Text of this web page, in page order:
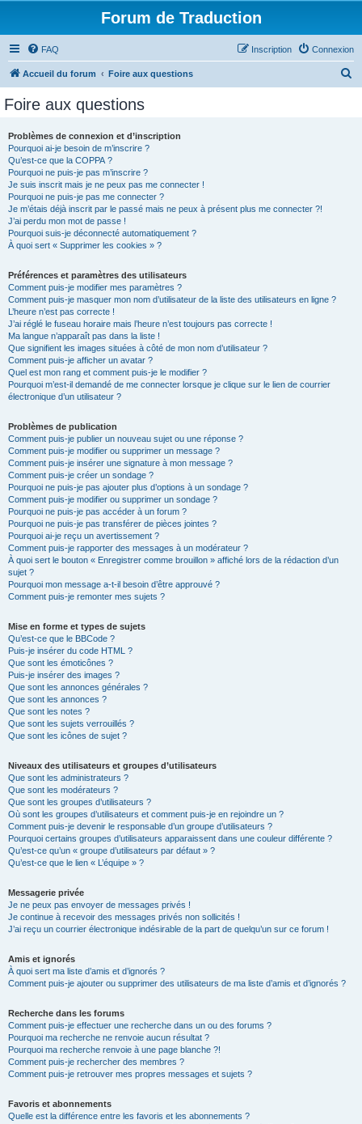
Forum de Traduction
FAQ Connexion
Inscription
Accueil du forum Foire aux questions
Foire aux questions
Problèmes de connexion et d’inscription
Pourquoi ai-je besoin de m’inscrire ?
Qu’est-ce que la COPPA ?
Pourquoi ne puis-je pas m’inscrire ?
Je suis inscrit mais je ne peux pas me connecter !
Pourquoi ne puis-je pas me connecter ?
Je m’étais déjà inscrit par le passé mais ne peux à présent plus me connecter ?!
J’ai perdu mon mot de passe !
Pourquoi suis-je déconnecté automatiquement ?
À quoi sert « Supprimer les cookies » ?
Préférences et paramètres des utilisateurs
Comment puis-je modifier mes paramètres ?
Comment puis-je masquer mon nom d’utilisateur de la liste des utilisateurs en ligne ?
L’heure n’est pas correcte !
J’ai réglé le fuseau horaire mais l’heure n’est toujours pas correcte !
Ma langue n’apparaît pas dans la liste !
Que signifient les images situées à côté de mon nom d’utilisateur ?
Comment puis-je afficher un avatar ?
Quel est mon rang et comment puis-je le modifier ?
Pourquoi m’est-il demandé de me connecter lorsque je clique sur le lien de courrier
électronique d’un utilisateur ?
Problèmes de publication
Comment puis-je publier un nouveau sujet ou une réponse ?
Comment puis-je modifier ou supprimer un message ?
Comment puis-je insérer une signature à mon message ?
Comment puis-je créer un sondage ?
Pourquoi ne puis-je pas ajouter plus d’options à un sondage ?
Comment puis-je modifier ou supprimer un sondage ?
Pourquoi ne puis-je pas accéder à un forum ?
Pourquoi ne puis-je pas transférer de pièces jointes ?
Pourquoi ai-je reçu un avertissement ?
Comment puis-je rapporter des messages à un modérateur ?
À quoi sert le bouton « Enregistrer comme brouillon » affiché lors de la rédaction d’un
sujet ?
Pourquoi mon message a-t-il besoin d’être approuvé ?
Comment puis-je remonter mes sujets ?
Mise en forme et types de sujets
Qu’est-ce que le BBCode ?
Puis-je insérer du code HTML ?
Que sont les émoticônes ?
Puis-je insérer des images ?
Que sont les annonces générales ?
Que sont les annonces ?
Que sont les notes ?
Que sont les sujets verrouillés ?
Que sont les icônes de sujet ?
Niveaux des utilisateurs et groupes d’utilisateurs
Que sont les administrateurs ?
Que sont les modérateurs ?
Que sont les groupes d’utilisateurs ?
Où sont les groupes d’utilisateurs et comment puis-je en rejoindre un ?
Comment puis-je devenir le responsable d’un groupe d’utilisateurs ?
Pourquoi certains groupes d’utilisateurs apparaissent dans une couleur différente ?
Qu’est-ce qu’un « groupe d’utilisateurs par défaut » ?
Qu’est-ce que le lien « L’équipe » ?
Messagerie privée
Je ne peux pas envoyer de messages privés !
Je continue à recevoir des messages privés non sollicités !
J’ai reçu un courrier électronique indésirable de la part de quelqu’un sur ce forum !
Amis et ignorés
À quoi sert ma liste d’amis et d’ignorés ?
Comment puis-je ajouter ou supprimer des utilisateurs de ma liste d’amis et d’ignorés ?
Recherche dans les forums
Comment puis-je effectuer une recherche dans un ou des forums ?
Pourquoi ma recherche ne renvoie aucun résultat ?
Pourquoi ma recherche renvoie à une page blanche ?!
Comment puis-je rechercher des membres ?
Comment puis-je retrouver mes propres messages et sujets ?
Favoris et abonnements
Quelle est la différence entre les favoris et les abonnements ?